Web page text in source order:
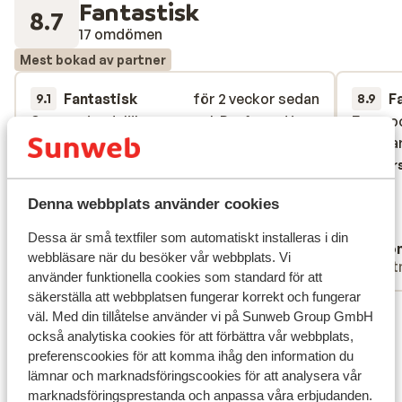
Denna webbplats använder cookies
Dessa är små textfiler som automatiskt installeras i din
webbläsare när du besöker vår webbplats. Vi
använder funktionella cookies som standard för att
säkerställa att webbplatsen fungerar korrekt och fungerar
väl. Med din tillåtelse använder vi på Sunweb Group GmbH
också analytiska cookies för att förbättra vår webbplats,
preferenscookies för att komma ihåg den information du
lämnar och marknadsföringscookies för att analysera vår
marknadsföringsprestanda och anpassa våra erbjudanden.
8.7 Fantastisk
17 omdömen
Mest bokad av partner
9.1 Fantastisk
för 2 veckor sedan
Super vriendelijk personeel. Preferred is
niet echt nodig. Verder heel schoon en
geweldig!
Super vriendelijk personeel. Preferred is
niet echt nodig. Verder heel schoon en
geweldig!
Översätt till svenska
Vos
Familj
8.9
Een
Een
Visa alla 17 omdömen
Läge